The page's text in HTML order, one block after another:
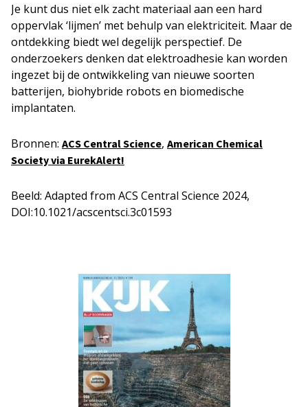
Je kunt dus niet elk zacht materiaal aan een hard
oppervlak ‘lijmen’ met behulp van elektriciteit. Maar de
ontdekking biedt wel degelijk perspectief. De
onderzoekers denken dat elektroadhesie kan worden
ingezet bij de ontwikkeling van nieuwe soorten
batterijen, biohybride robots en biomedische
implantaten.
Bronnen: ACS Central Science, American Chemical
Society via EurekAlert!
Beeld: Adapted from ACS Central Science 2024,
DOI:10.1021/acscentsci.3c01593